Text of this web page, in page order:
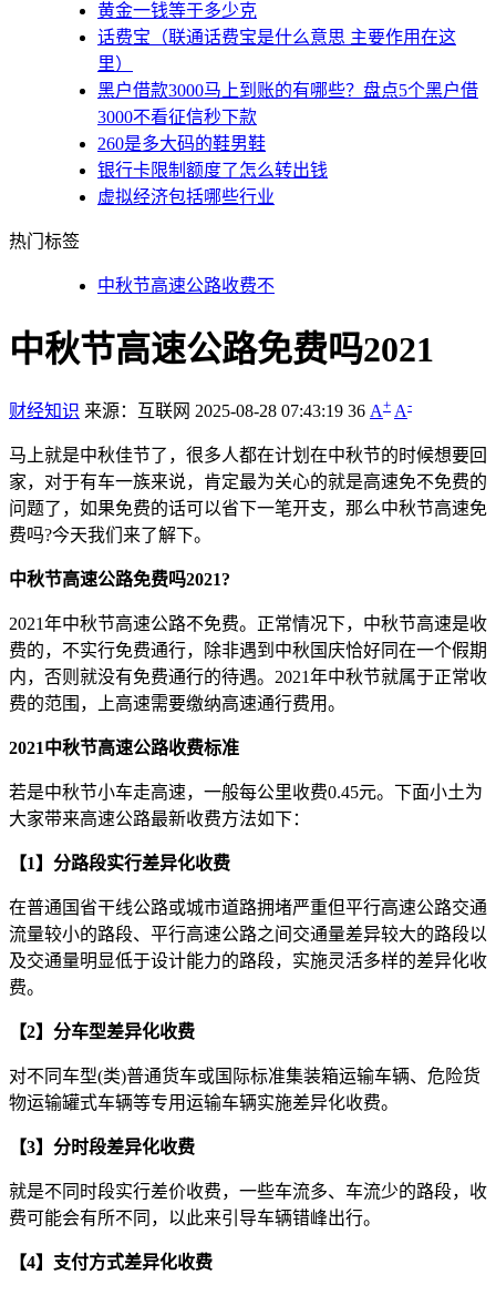
黄金一钱等于多少克
话费宝（联通话费宝是什么意思 主要作用在这
里）
黑户借款3000马上到账的有哪些？盘点5个黑户借
3000不看征信秒下款
260是多大码的鞋男鞋
银行卡限制额度了怎么转出钱
虚拟经济包括哪些行业
热门标签
中秋节高速公路收费不
中秋节高速公路免费吗2021
财经知识 来源：互联网 2025-08-28 07:43:19 36 A+ A-
马上就是中秋佳节了，很多人都在计划在中秋节的时候想要回
家，对于有车一族来说，肯定最为关心的就是高速免不免费的
问题了，如果免费的话可以省下一笔开支，那么中秋节高速免
费吗?今天我们来了解下。
中秋节高速公路免费吗2021?
2021年中秋节高速公路不免费。正常情况下，中秋节高速是收
费的，不实行免费通行，除非遇到中秋国庆恰好同在一个假期
内，否则就没有免费通行的待遇。2021年中秋节就属于正常收
费的范围，上高速需要缴纳高速通行费用。
2021中秋节高速公路收费标准
若是中秋节小车走高速，一般每公里收费0.45元。下面小土为
大家带来高速公路最新收费方法如下：
【1】分路段实行差异化收费
在普通国省干线公路或城市道路拥堵严重但平行高速公路交通
流量较小的路段、平行高速公路之间交通量差异较大的路段以
及交通量明显低于设计能力的路段，实施灵活多样的差异化收
费。
【2】分车型差异化收费
对不同车型(类)普通货车或国际标准集装箱运输车辆、危险货
物运输罐式车辆等专用运输车辆实施差异化收费。
【3】分时段差异化收费
就是不同时段实行差价收费，一些车流多、车流少的路段，收
费可能会有所不同，以此来引导车辆错峰出行。
【4】支付方式差异化收费